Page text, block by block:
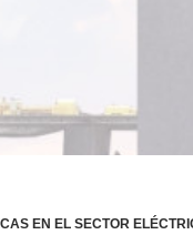
EN EL SECTOR